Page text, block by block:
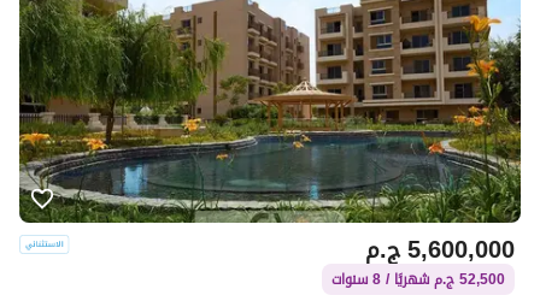
ج.م5,600,000
52,500 ج.م شهريًا / 8 سنوات